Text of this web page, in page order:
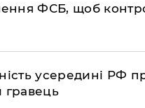
ФСБ, щоб
усередині РФ
гравець